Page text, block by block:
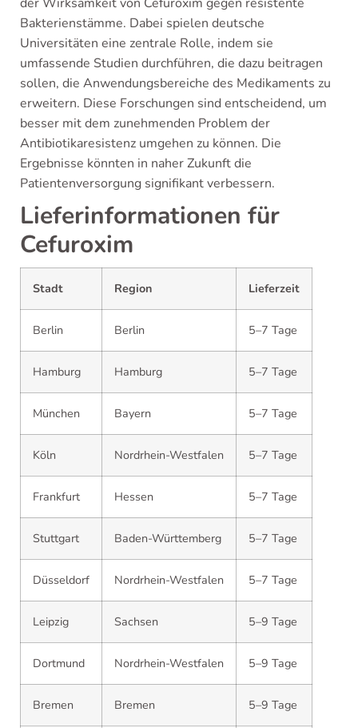
Bakterienstämme. Dabei spielen deutsche
Universitäten eine zentrale Rolle, indem sie
umfassende Studien durchführen, die dazu beitragen
sollen, die Anwendungsbereiche des Medikaments zu
erweitern. Diese Forschungen sind entscheidend, um
besser mit dem zunehmenden Problem der
Antibiotikaresistenz umgehen zu können. Die
Ergebnisse könnten in naher Zukunft die
Patientenversorgung signifikant verbessern.
Lieferinformationen für
Cefuroxim
Stadt Region Lieferzeit
Berlin Berlin 5–7 Tage
Hamburg Hamburg 5–7 Tage
München Bayern 5–7 Tage
Köln Nordrhein-Westfalen 5–7 Tage
Frankfurt Hessen 5–7 Tage
Stuttgart Baden-Württemberg 5–7 Tage
Düsseldorf Nordrhein-Westfalen 5–7 Tage
Leipzig Sachsen 5–9 Tage
Dortmund Nordrhein-Westfalen 5–9 Tage
Bremen Bremen 5–9 Tage